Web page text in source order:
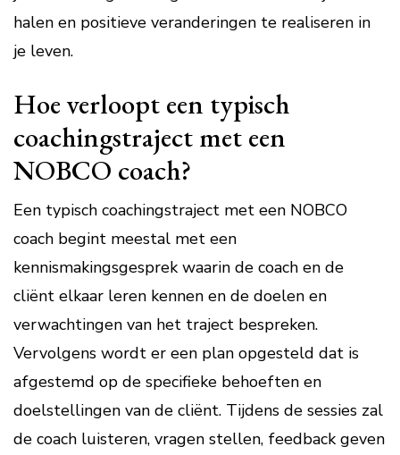
halen en positieve veranderingen te realiseren in
je leven.
Hoe verloopt een typisch
coachingstraject met een
NOBCO coach?
Een typisch coachingstraject met een NOBCO
coach begint meestal met een
kennismakingsgesprek waarin de coach en de
cliënt elkaar leren kennen en de doelen en
verwachtingen van het traject bespreken.
Vervolgens wordt er een plan opgesteld dat is
afgestemd op de specifieke behoeften en
doelstellingen van de cliënt. Tijdens de sessies zal
de coach luisteren, vragen stellen, feedback geven